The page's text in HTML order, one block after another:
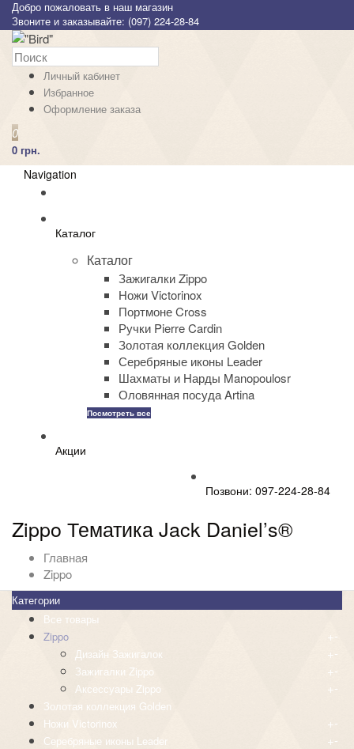
Добро пожаловать в наш магазин
Звоните и заказывайте: (097) 224-28-84
Личный кабинет
Избранное
Оформление заказа
0
0 грн.
Navigation
Каталог
Каталог
Зажигалки Zippo
Ножи Victorinox
Портмоне Cross
Ручки Pierre Cardin
Золотая коллекция Golden
Серебряные иконы Leader
Шахматы и Нарды Manopoulosr
Оловянная посуда Artina
Посмотреть все
Акции
Позвони: 097-224-28-84
Zippo Тематика Jack Daniel’s®
Главная
Zippo
Категории
Все товары
Zippo
+-
Дизайн Зажигалок +-
Зажигалки Zippo +-
Аксессуары Zippo +-
Золотая коллекция Golden
Ножи Victorinox
+-
Серебряные иконы Leader +-